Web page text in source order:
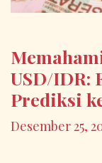
USD/IDR:
Prediksi
Desember 25,